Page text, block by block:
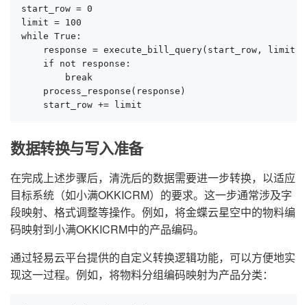
start_row = 0
limit = 100
while True:
    response = execute_bill_query(start_row, limit)
    if not response:
        break
    process_response(response)
    start_row += limit
数据转换与写入准备
在完成上述步骤后，清洗后的数据需要进一步转换，以适应
目标系统（如小满OKKICRM）的要求。这一步通常涉及字
段映射、格式调整等操作。例如，将金蝶云星空中的物料编
码映射到小满OKKICRM中的产品编码。
通过轻易云平台提供的自定义转换逻辑功能，可以方便地实
现这一过程。例如，将物料分组编码映射为产品分类：